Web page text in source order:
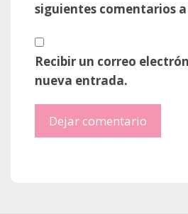
siguientes comentarios
Recibir un correo
nueva entrada.